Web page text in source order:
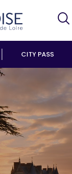
CITY PASS